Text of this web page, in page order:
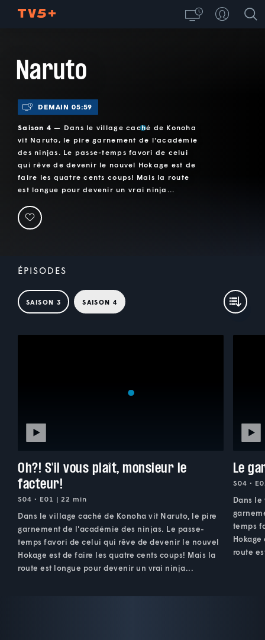
Naruto
DEMAIN 05:59
Saison 4 — Dans le village caché de Konoha
vit Naruto, le pire garnement de l'académie
des ninjas. Le passe-temps favori de celui
qui rêve de devenir le nouvel Hokage est de
faire les quatre cents coups! Mais la route
est longue pour devenir un vrai ninja...
ÉPISODES
SAISON 3 SAISON 4
Oh?! S'il vous plaît, monsieur le
facteur!
S04 • E01 | 22 min
Dans le village caché de Konoha vit Naruto, le pire
garnement de l'académie des ninjas. Le passe-
temps favori de celui qui rêve de devenir le nouvel
Hokage est de faire les quatre cents coups! Mais la
route est longue pour devenir un vrai ninja...
Le
S04 •
Dans
temps
route